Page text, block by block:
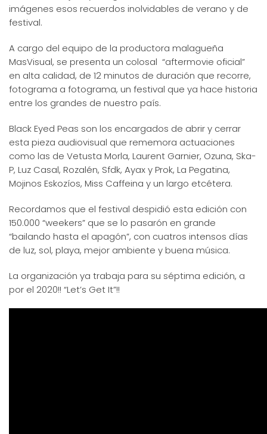
imágenes esos recuerdos inolvidables de verano y de
festival.
A cargo del equipo de la productora malagueña
MasVisual, se presenta un colosal “aftermovie oficial”
en alta calidad, de 12 minutos de duración que recorre,
fotograma a fotograma, un festival que ya hace historia
entre los grandes de nuestro país.
Black Eyed Peas son los encargados de abrir y cerrar
esta pieza audiovisual que rememora actuaciones
como las de Vetusta Morla, Laurent Garnier, Ozuna, Ska-
P, Luz Casal, Rozalén, Sfdk, Ayax y Prok, La Pegatina,
Mojinos Eskozíos, Miss Caffeina y un largo etcétera.
Recordamos que el festival despidió esta edición con
150.000 “weekers” que se lo pasarón en grande
“bailando hasta el apagón”, con cuatros intensos días
de luz, sol, playa, mejor ambiente y buena música.
La organización ya trabaja para su séptima edición, a
por el 2020!! “Let’s Get It”!!